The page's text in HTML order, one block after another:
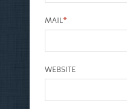
MAIL*
WEBSITE